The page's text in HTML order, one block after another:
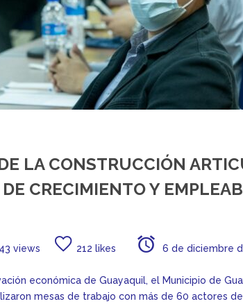
LA CONSTRUCCIÓN
CRECIMIENTO Y
views 212 likes 6 de diciembre
económica de Guayaquil, el Municipio de
mesas de trabajo con más de 60 actores